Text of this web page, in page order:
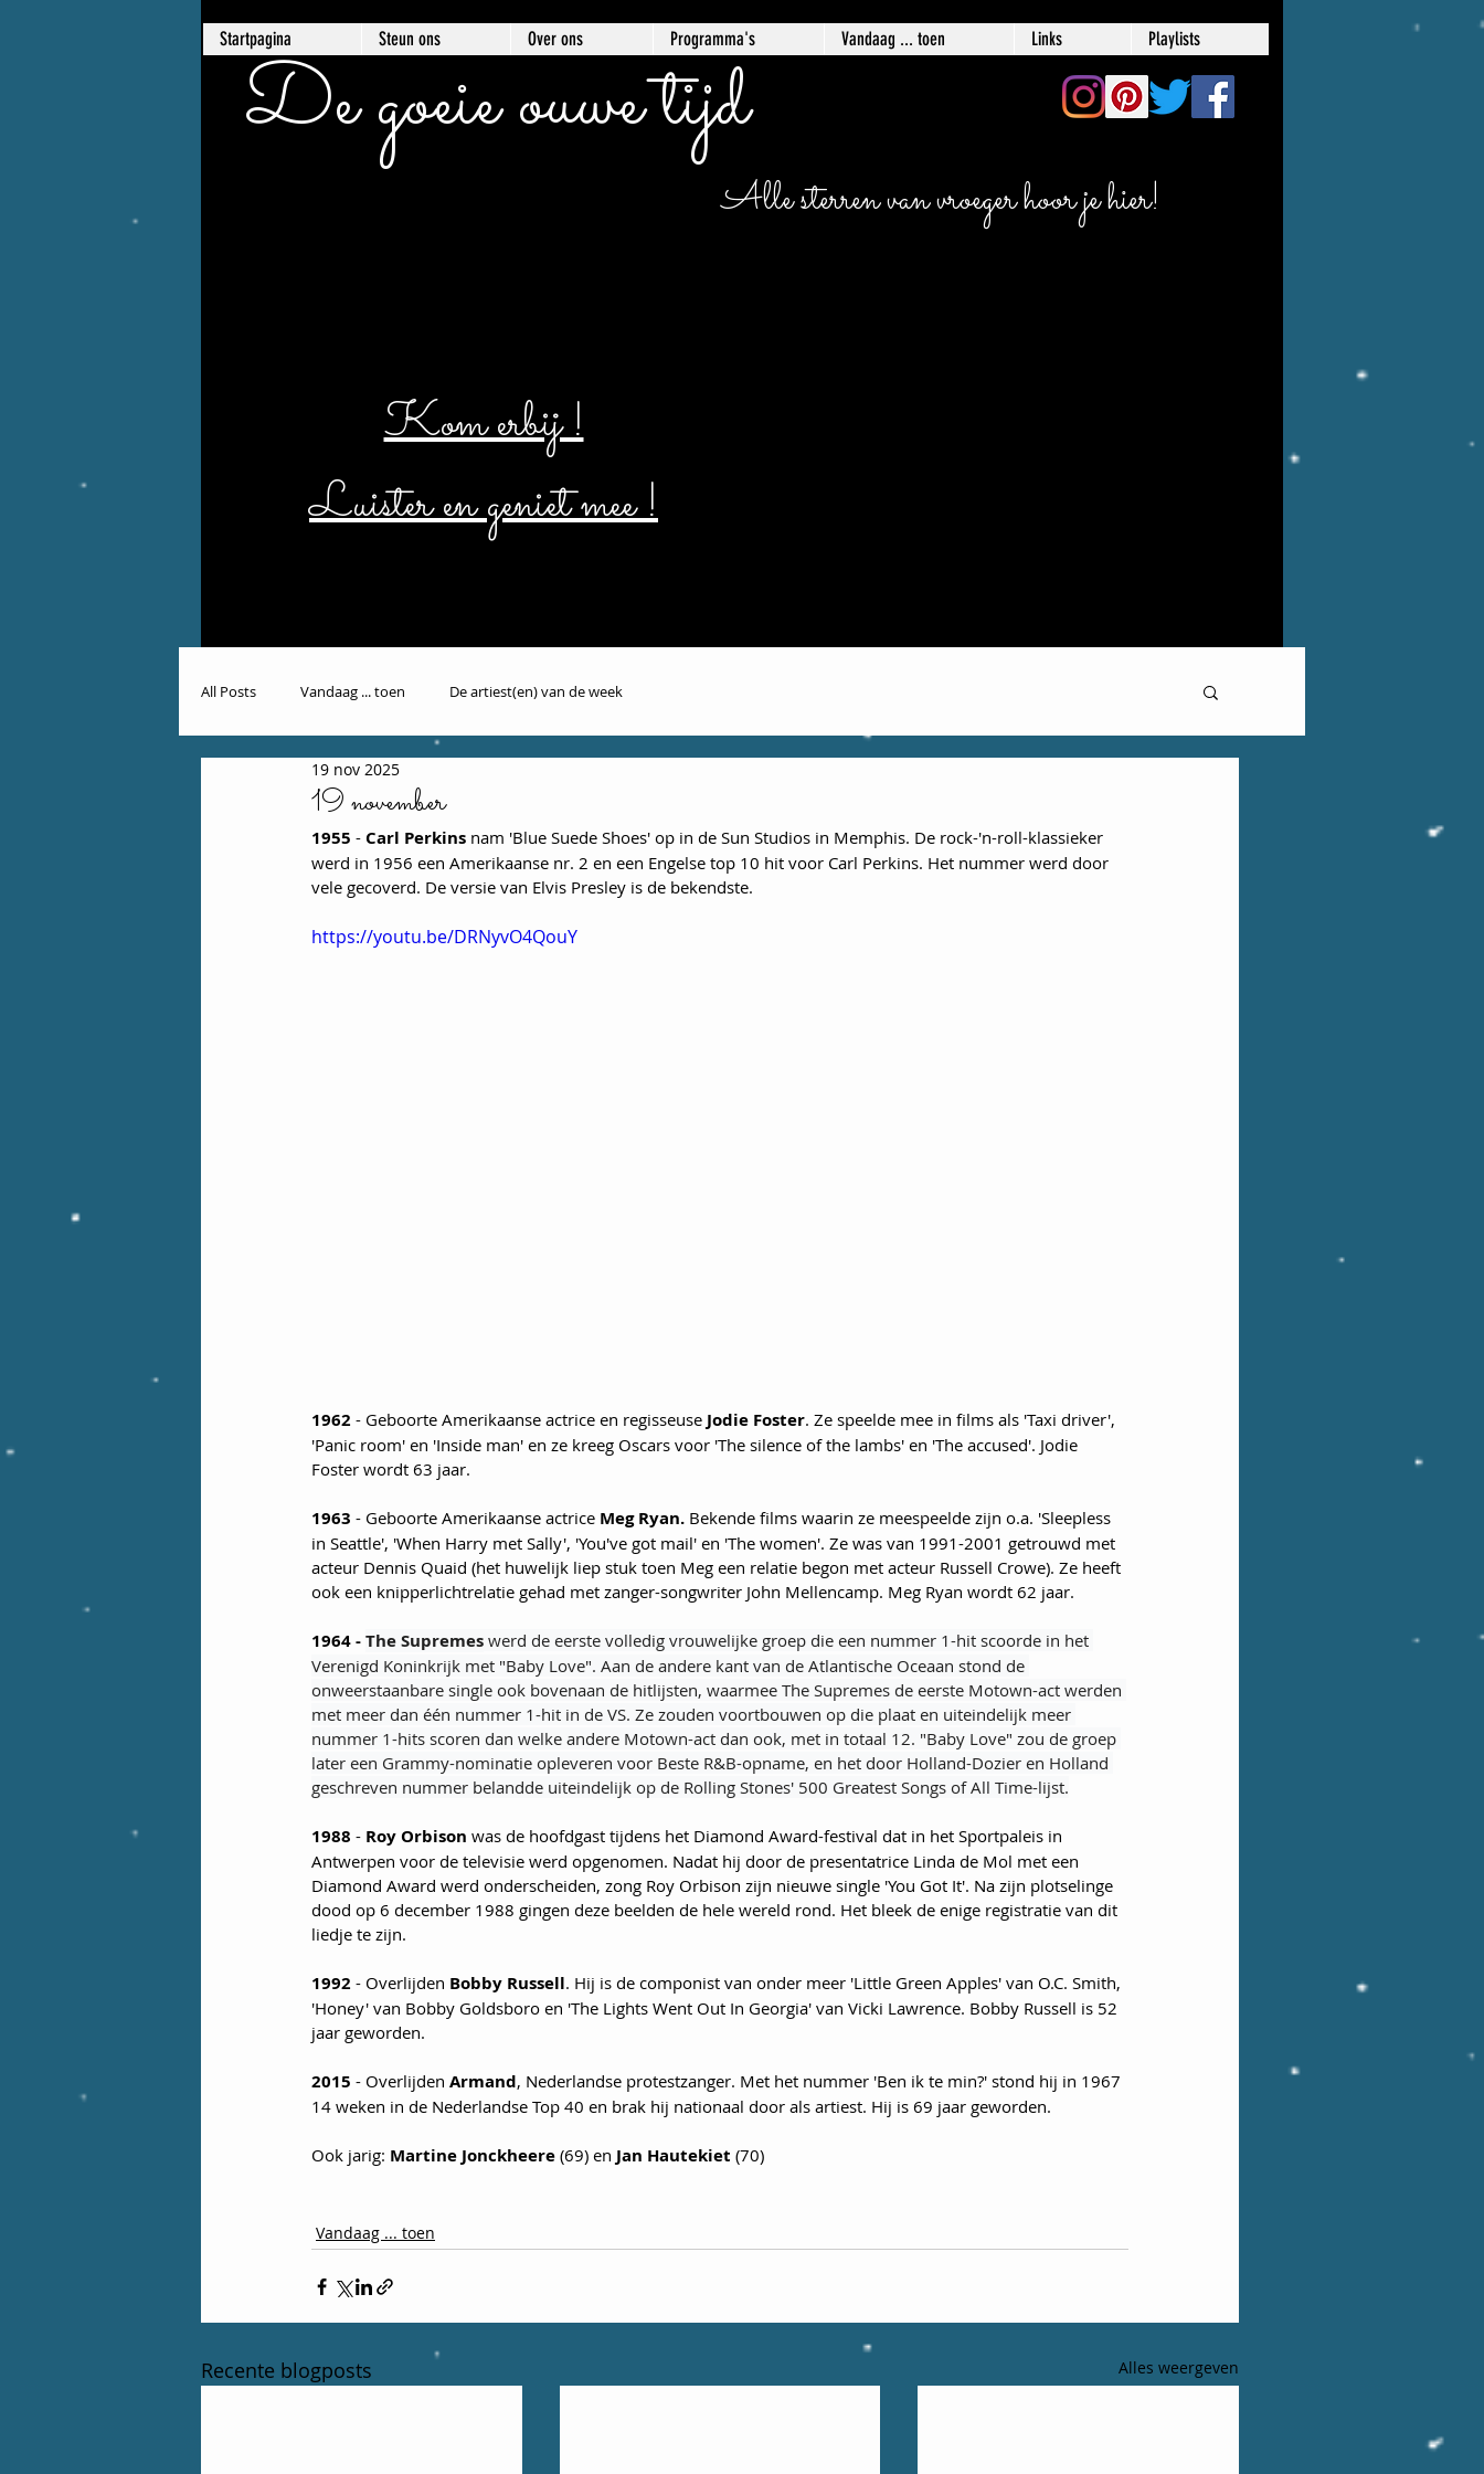
Startpagina Steun ons Over ons Programma's Vandaag ... toen Links Playlists
De goeie ouwe tijd
Kom erbij !
Luister en geniet mee !
Alle sterren van vroeger hoor je hier!
All Posts Vandaag ... toen De artiest(en) van de week
19 november
19 nov 2025
1955 - Carl Perkins nam 'Blue Suede Shoes' op in de Sun Studios in Memphis. De rock-'n-roll-klassieker
werd in 1956 een Amerikaanse nr. 2 en een Engelse top 10 hit voor Carl Perkins. Het nummer werd door
vele gecoverd. De versie van Elvis Presley is de bekendste.
https://youtu.be/DRNyvO4QouY
1962 - Geboorte Amerikaanse actrice en regisseuse Jodie Foster. Ze speelde mee in films als 'Taxi driver',
'Panic room' en 'Inside man' en ze kreeg Oscars voor 'The silence of the lambs' en 'The accused'. Jodie
Foster wordt 63 jaar.
1963 - Geboorte Amerikaanse actrice Meg Ryan. Bekende films waarin ze meespeelde zijn o.a. 'Sleepless
in Seattle', 'When Harry met Sally', 'You've got mail' en 'The women'. Ze was van 1991-2001 getrouwd met
acteur Dennis Quaid (het huwelijk liep stuk toen Meg een relatie begon met acteur Russell Crowe). Ze heeft
ook een knipperlichtrelatie gehad met zanger-songwriter John Mellencamp. Meg Ryan wordt 62 jaar.
1964 - The Supremes werd de eerste volledig vrouwelijke groep die een nummer 1-hit scoorde in het
Verenigd Koninkrijk met "Baby Love". Aan de andere kant van de Atlantische Oceaan stond de
onweerstaanbare single ook bovenaan de hitlijsten, waarmee The Supremes de eerste Motown-act werden
met meer dan één nummer 1-hit in de VS. Ze zouden voortbouwen op die plaat en uiteindelijk meer
nummer 1-hits scoren dan welke andere Motown-act dan ook, met in totaal 12. "Baby Love" zou de groep
later een Grammy-nominatie opleveren voor Beste R&B-opname, en het door Holland-Dozier en Holland
geschreven nummer belandde uiteindelijk op de Rolling Stones' 500 Greatest Songs of All Time-lijst.
1988 - Roy Orbison was de hoofdgast tijdens het Diamond Award-festival dat in het Sportpaleis in
Antwerpen voor de televisie werd opgenomen. Nadat hij door de presentatrice Linda de Mol met een
Diamond Award werd onderscheiden, zong Roy Orbison zijn nieuwe single 'You Got It'. Na zijn plotselinge
dood op 6 december 1988 gingen deze beelden de hele wereld rond. Het bleek de enige registratie van dit
liedje te zijn.
1992 - Overlijden Bobby Russell. Hij is de componist van onder meer 'Little Green Apples' van O.C. Smith,
'Honey' van Bobby Goldsboro en 'The Lights Went Out In Georgia' van Vicki Lawrence. Bobby Russell is 52
jaar geworden.
2015 - Overlijden Armand, Nederlandse protestzanger. Met het nummer 'Ben ik te min?' stond hij in 1967
14 weken in de Nederlandse Top 40 en brak hij nationaal door als artiest. Hij is 69 jaar geworden.
Ook jarig: Martine Jonckheere (69) en Jan Hautekiet (70)
Vandaag ... toen
Recente blogposts Alles weergeven